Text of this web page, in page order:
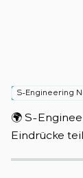
S-Engineering
🌍 S-
Eindrücke